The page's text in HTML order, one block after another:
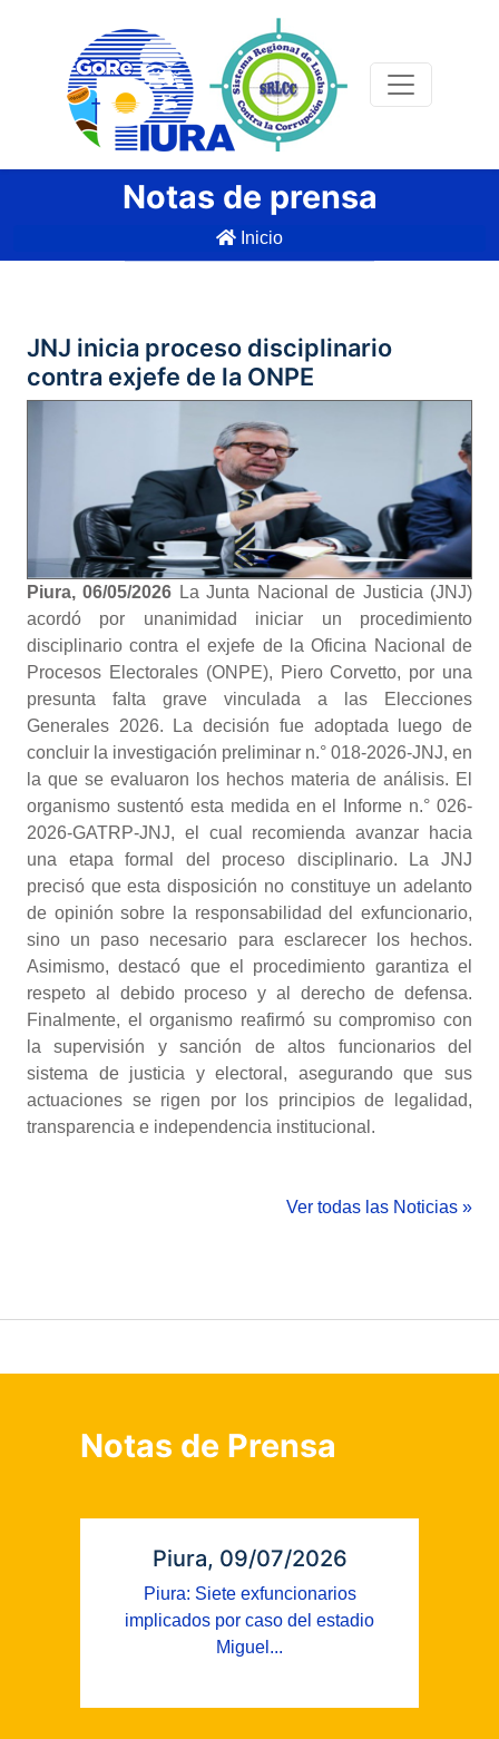
Notas de prensa
Inicio
JNJ inicia proceso disciplinario
contra exjefe de la ONPE
Piura, 06/05/2026 La Junta Nacional de Justicia (JNJ)
acordó por unanimidad iniciar un procedimiento
disciplinario contra el exjefe de la Oficina Nacional de
Procesos Electorales (ONPE), Piero Corvetto, por una
presunta falta grave vinculada a las Elecciones
Generales 2026. La decisión fue adoptada luego de
concluir la investigación preliminar n.° 018-2026-JNJ, en
la que se evaluaron los hechos materia de análisis. El
organismo sustentó esta medida en el Informe n.° 026-
2026-GATRP-JNJ, el cual recomienda avanzar hacia
una etapa formal del proceso disciplinario. La JNJ
precisó que esta disposición no constituye un adelanto
de opinión sobre la responsabilidad del exfuncionario,
sino un paso necesario para esclarecer los hechos.
Asimismo, destacó que el procedimiento garantiza el
respeto al debido proceso y al derecho de defensa.
Finalmente, el organismo reafirmó su compromiso con
la supervisión y sanción de altos funcionarios del
sistema de justicia y electoral, asegurando que sus
actuaciones se rigen por los principios de legalidad,
transparencia e independencia institucional.
Ver todas las Noticias »
Notas de Prensa
Piura, 09/07/2026
Piura: Siete exfuncionarios
implicados por caso del estadio
Miguel...